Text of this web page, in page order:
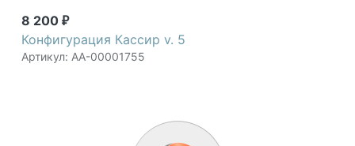
8 200 ₽
Конфигурация Кассир v. 5
Артикул: АА-00001755